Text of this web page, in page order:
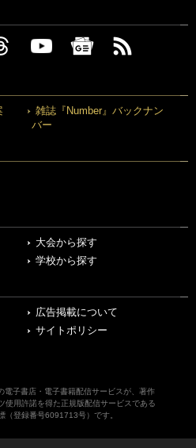
雑誌『Number』バックナン
バー
大会から探す
学校から探す
広告掲載について
サイトポリシー
電子書店・電子書籍配信サービスが、著作
使用許諾を得た正規版配信サービスである
（登録番号6091713号）です。